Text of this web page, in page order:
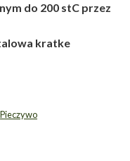
do 200 stC przez
kratke
Pieczywo